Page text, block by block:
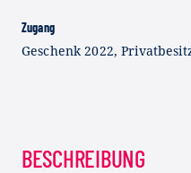
Zugang
Geschenk 2022,
BESCHREIBUNG